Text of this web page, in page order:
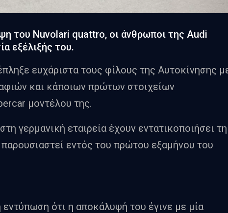
του Nuvolari quattro, οι άνθρωποι της Audi
εξέλιξής του.
ευχάριστα τους φίλους της Αυτοκίνησης
και κάποιων πρώτων στοιχείων
μοντέλου της.
γερμανική εταιρεία έχουν εντατικοποιήσει τη
εντός του πρώτου εξαμήνου του
ότι η αποκάλυψή του έγινε με μία